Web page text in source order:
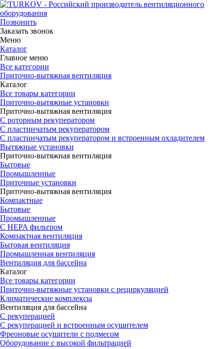
Позвонить
Заказать звонок
Меню
Каталог
Главное меню
Все категории
Приточно-вытяжная вентиляция
Каталог
Все товары категории
Приточно-вытяжные установки
Приточно-вытяжная вентиляция
С роторным рекуператором
С пластинчатым рекуператором
С пластинчатым рекуператором и встроенным охладителем
Вытяжные установки
Приточно-вытяжная вентиляция
Бытовые
Промышленные
Приточные установки
Приточно-вытяжная вентиляция
Компактные
Бытовые
Промышленные
С HEPA фильтром
Компактная вентиляция
Бытовая вентиляция
Промышленная вентиляция
Вентиляция для бассейна
Каталог
Все товары категории
Приточно-вытяжные установки с рециркуляцией
Климатические комплексы
Вентиляция для бассейна
С рекуперацией
С рекуперацией и встроенным осушителем
Фреоновые осушители с подмесом
Оборудование с высокой фильтрацией